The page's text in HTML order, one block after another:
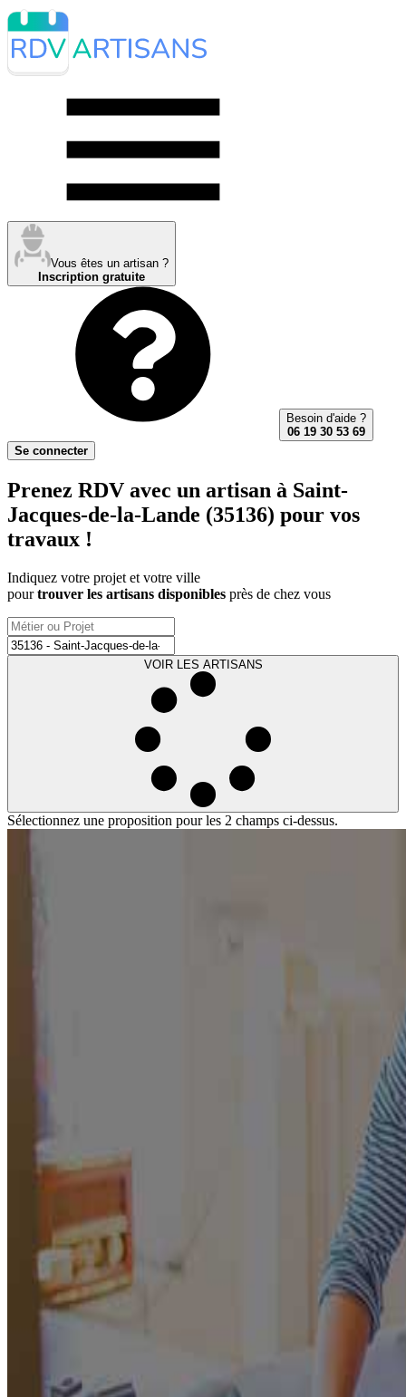
Vous êtes un artisan ?
Inscription gratuite
Besoin d'aide ?
06 19 30 53 69
Se connecter
Prenez RDV avec un artisan à Saint-
Jacques-de-la-Lande (35136) pour vos
travaux !
Indiquez votre projet et votre ville
pourtrouver les artisans disponibles près de chez vous
Sélectionnez une proposition pour les 2 champs ci-dessus.